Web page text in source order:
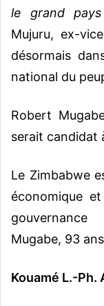
le grand
Mujuru, ex-
désormais
national du
Robert
serait candidat
Le Zimbabwe
économique
Mugabe, 93
Kouamé L.-Ph.